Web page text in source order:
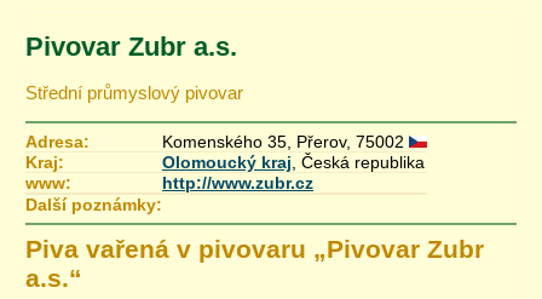
Pivovar Zubr a.s.
Střední průmyslový pivovar
Adresa:
Komenského 35, Přerov, 75002
Kraj:
Olomoucký kraj , Česká republika
www:
http://www.zubr.cz
Další poznámky:
Piva vařená v pivovaru „Pivovar Zubr
a.s.“